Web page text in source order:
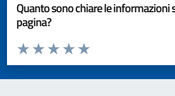
Quanto sono chiare le informazioni
pagina?
Valuta da 1 a 5 stelle la pagina
Valuta 5 stelle su 5
Valuta 4 stelle su 5
Valuta 3 stelle su 5
Valuta 2 stelle su 5
Valuta 1 stelle su 5